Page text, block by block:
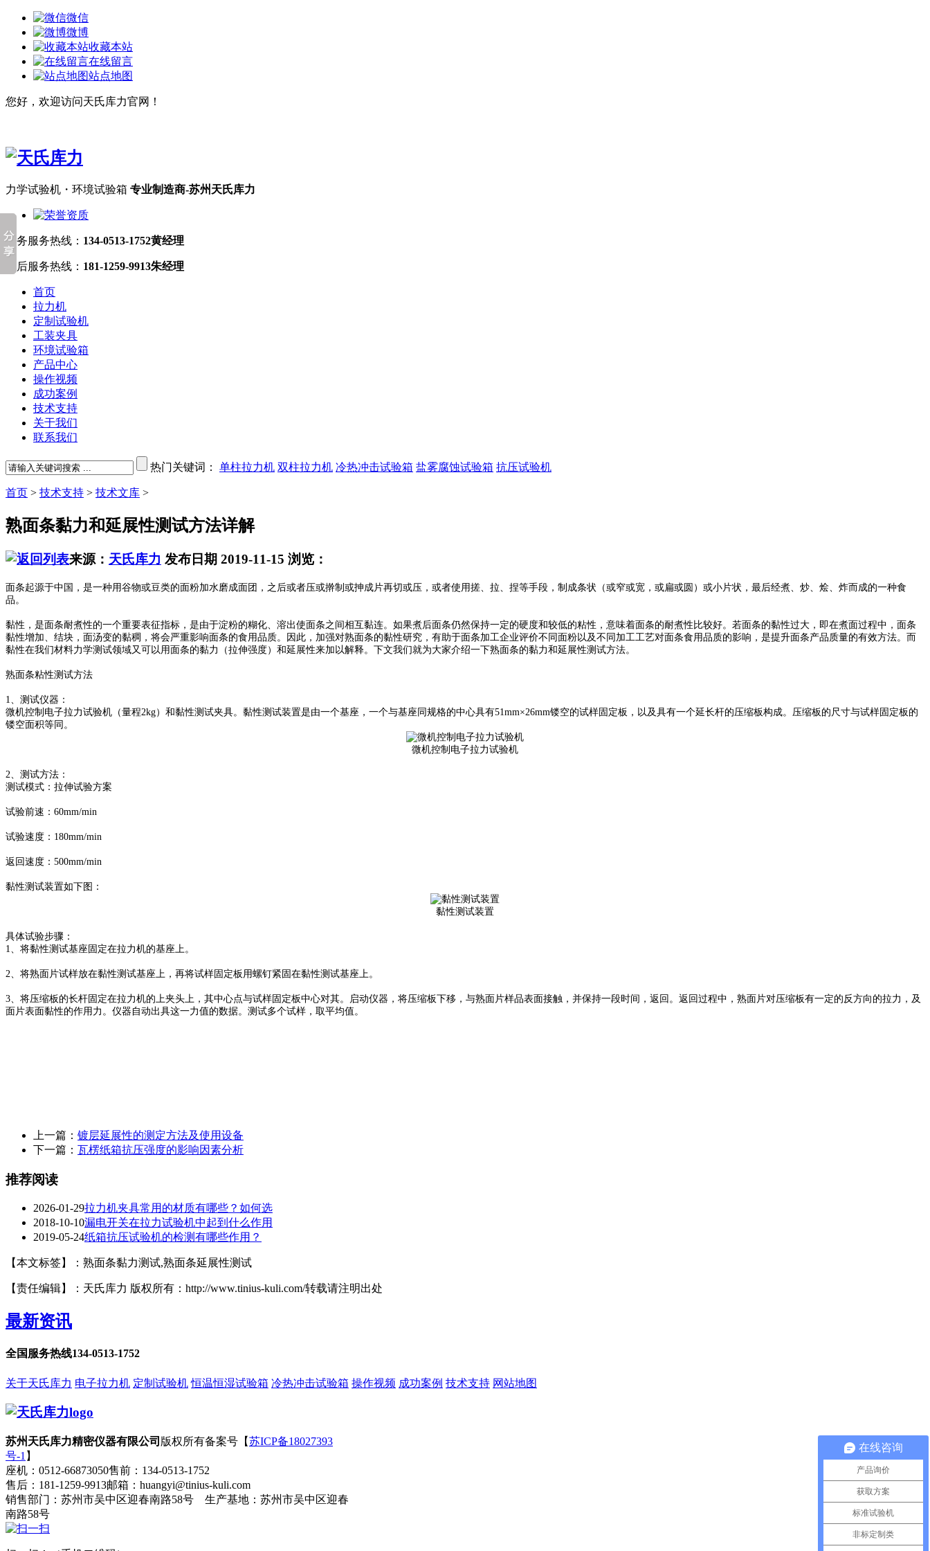
微信
微博
收藏本站
在线留言
站点地图
您好，欢迎访问天氏库力官网！
力学试验机・环境试验箱 专业制造商-苏州天氏库力
业务服务热线： 134-0513-1752黄经理
售后服务热线： 181-1259-9913朱经理
首页
拉力机
定制试验机
工装夹具
环境试验箱
产品中心
操作视频
成功案例
技术支持
关于我们
联系我们
热门关键词： 单柱拉力机 双柱拉力机 冷热冲击试验箱 盐雾腐蚀试验箱 抗压试验机
首页 > 技术支持 > 技术文库 >
熟面条黏力和延展性测试方法详解
来源： 天氏库力 发布日期 2019-11-15 浏览：
面条起源于中国，是一种用谷物或豆类的面粉加水磨成面团，之后或者压或擀制或抻成片再切或压，或者使用搓、拉、捏等手段，制成条状（或窄或宽，或扁或圆）或小片状，最后经煮、炒、烩、炸而成的一种食
品。
黏性，是面条耐煮性的一个重要表征指标，是由于淀粉的糊化、溶出使面条之间相互黏连。如果煮后面条仍然保持一定的硬度和较低的粘性，意味着面条的耐煮性比较好。若面条的黏性过大，即在煮面过程中，面条
黏性增加、结块，面汤变的黏稠，将会严重影响面条的食用品质。因此，加强对熟面条的黏性研究，有助于面条加工企业评价不同面粉以及不同加工工艺对面条食用品质的影响，是提升面条产品质量的有效方法。而
黏性在我们材料力学测试领域又可以用面条的黏力（拉伸强度）和延展性来加以解释。下文我们就为大家介绍一下熟面条的黏力和延展性测试方法。
熟面条粘性测试方法
1、测试仪器：
微机控制电子拉力试验机（量程2kg）和黏性测试夹具。黏性测试装置是由一个基座，一个与基座同规格的中心具有51mm×26mm镂空的试样固定板，以及具有一个延长杆的压缩板构成。压缩板的尺寸与试样固定板的
镂空面积等同。
微机控制电子拉力试验机
2、测试方法：
测试模式：拉伸试验方案
试验前速：60mm/min
试验速度：180mm/min
返回速度：500mm/min
黏性测试装置如下图：
黏性测试装置
具体试验步骤：
1、将黏性测试基座固定在拉力机的基座上。
2、将熟面片试样放在黏性测试基座上，再将试样固定板用螺钉紧固在黏性测试基座上。
3、将压缩板的长杆固定在拉力机的上夹头上，其中心点与试样固定板中心对其。启动仪器，将压缩板下移，与熟面片样品表面接触，并保持一段时间，返回。返回过程中，熟面片对压缩板有一定的反方向的拉力，及
面片表面黏性的作用力。仪器自动出具这一力值的数据。测试多个试样，取平均值。
上一篇： 镀层延展性的测定方法及使用设备
下一篇： 瓦楞纸箱抗压强度的影响因素分析
推荐阅读
2026-01-29拉力机夹具常用的材质有哪些？如何选
2018-10-10漏电开关在拉力试验机中起到什么作用
2019-05-24纸箱抗压试验机的检测有哪些作用？
【本文标签】：熟面条黏力测试,熟面条延展性测试
【责任编辑】：天氏库力 版权所有：http://www.tinius-kuli.com/转载请注明出处
最新资讯
全国服务热线134-0513-1752
关于天氏库力 电子拉力机 定制试验机 恒温恒湿试验箱 冷热冲击试验箱 操作视频 成功案例 技术支持 网站地图
苏州天氏库力精密仪器有限公司 版权所有备案号【苏ICP备18027393
号-1 】
座机：0512-66873050售前：134-0513-1752
售后：181-1259-9913邮箱：huangyi@tinius-kuli.com
销售部门：苏州市吴中区迎春南路58号 生产基地：苏州市吴中区迎春
南路58号
在线咨询
产品询价
获取方案
标准试验机
非标定制类